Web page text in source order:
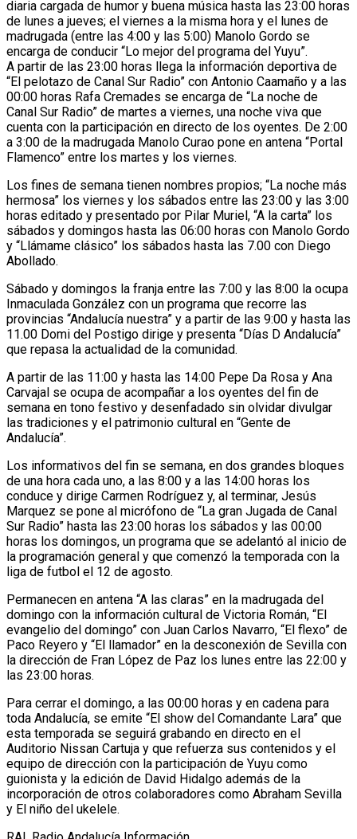
diaria cargada de humor y buena música hasta las 23:00 horas
de lunes a jueves; el viernes a la misma hora y el lunes de
madrugada (entre las 4:00 y las 5:00) Manolo Gordo se
encarga de conducir “Lo mejor del programa del Yuyu”.
A partir de las 23:00 horas llega la información deportiva de
“El pelotazo de Canal Sur Radio” con Antonio Caamaño y a las
00:00 horas Rafa Cremades se encarga de “La noche de
Canal Sur Radio” de martes a viernes, una noche viva que
cuenta con la participación en directo de los oyentes. De 2:00
a 3:00 de la madrugada Manolo Curao pone en antena “Portal
Flamenco” entre los martes y los viernes.
Los fines de semana tienen nombres propios; “La noche más
hermosa” los viernes y los sábados entre las 23:00 y las 3:00
horas editado y presentado por Pilar Muriel, “A la carta” los
sábados y domingos hasta las 06:00 horas con Manolo Gordo
y “Llámame clásico” los sábados hasta las 7.00 con Diego
Abollado.
Sábado y domingos la franja entre las 7:00 y las 8:00 la ocupa
Inmaculada González con un programa que recorre las
provincias “Andalucía nuestra” y a partir de las 9:00 y hasta las
11.00 Domi del Postigo dirige y presenta “Días D Andalucía”
que repasa la actualidad de la comunidad.
A partir de las 11:00 y hasta las 14:00 Pepe Da Rosa y Ana
Carvajal se ocupa de acompañar a los oyentes del fin de
semana en tono festivo y desenfadado sin olvidar divulgar
las tradiciones y el patrimonio cultural en “Gente de
Andalucía”.
Los informativos del fin se semana, en dos grandes bloques
de una hora cada uno, a las 8:00 y a las 14:00 horas los
conduce y dirige Carmen Rodríguez y, al terminar, Jesús
Marquez se pone al micrófono de “La gran Jugada de Canal
Sur Radio” hasta las 23:00 horas los sábados y las 00:00
horas los domingos, un programa que se adelantó al inicio de
la programación general y que comenzó la temporada con la
liga de futbol el 12 de agosto.
Permanecen en antena “A las claras” en la madrugada del
domingo con la información cultural de Victoria Román, “El
evangelio del domingo” con Juan Carlos Navarro, “El flexo” de
Paco Reyero y “El llamador” en la desconexión de Sevilla con
la dirección de Fran López de Paz los lunes entre las 22:00 y
las 23:00 horas.
Para cerrar el domingo, a las 00:00 horas y en cadena para
toda Andalucía, se emite “El show del Comandante Lara” que
esta temporada se seguirá grabando en directo en el
Auditorio Nissan Cartuja y que refuerza sus contenidos y el
equipo de dirección con la participación de Yuyu como
guionista y la edición de David Hidalgo además de la
incorporación de otros colaboradores como Abraham Sevilla
y El niño del ukelele.